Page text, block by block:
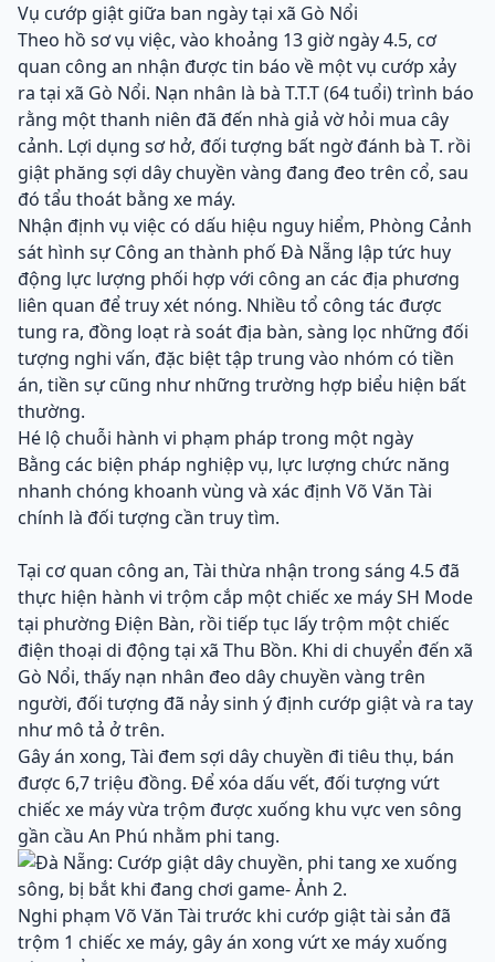
Vụ cướp giật giữa ban ngày tại xã Gò Nổi
Theo hồ sơ vụ việc, vào khoảng 13 giờ ngày 4.5, cơ
quan công an nhận được tin báo về một vụ cướp xảy
ra tại xã Gò Nổi. Nạn nhân là bà T.T.T (64 tuổi) trình báo
rằng một thanh niên đã đến nhà giả vờ hỏi mua cây
cảnh. Lợi dụng sơ hở, đối tượng bất ngờ đánh bà T. rồi
giật phăng sợi dây chuyền vàng đang đeo trên cổ, sau
đó tẩu thoát bằng xe máy.
Nhận định vụ việc có dấu hiệu nguy hiểm, Phòng Cảnh
sát hình sự Công an thành phố Đà Nẵng lập tức huy
động lực lượng phối hợp với công an các địa phương
liên quan để truy xét nóng. Nhiều tổ công tác được
tung ra, đồng loạt rà soát địa bàn, sàng lọc những đối
tượng nghi vấn, đặc biệt tập trung vào nhóm có tiền
án, tiền sự cũng như những trường hợp biểu hiện bất
thường.
Hé lộ chuỗi hành vi phạm pháp trong một ngày
Bằng các biện pháp nghiệp vụ, lực lượng chức năng
nhanh chóng khoanh vùng và xác định Võ Văn Tài
chính là đối tượng cần truy tìm.
Tại cơ quan công an, Tài thừa nhận trong sáng 4.5 đã
thực hiện hành vi trộm cắp một chiếc xe máy SH Mode
tại phường Điện Bàn, rồi tiếp tục lấy trộm một chiếc
điện thoại di động tại xã Thu Bồn. Khi di chuyển đến xã
Gò Nổi, thấy nạn nhân đeo dây chuyền vàng trên
người, đối tượng đã nảy sinh ý định cướp giật và ra tay
như mô tả ở trên.
Gây án xong, Tài đem sợi dây chuyền đi tiêu thụ, bán
được 6,7 triệu đồng. Để xóa dấu vết, đối tượng vứt
chiếc xe máy vừa trộm được xuống khu vực ven sông
gần cầu An Phú nhằm phi tang.
Nghi phạm Võ Văn Tài trước khi cướp giật tài sản đã
trộm 1 chiếc xe máy, gây án xong vứt xe máy xuống